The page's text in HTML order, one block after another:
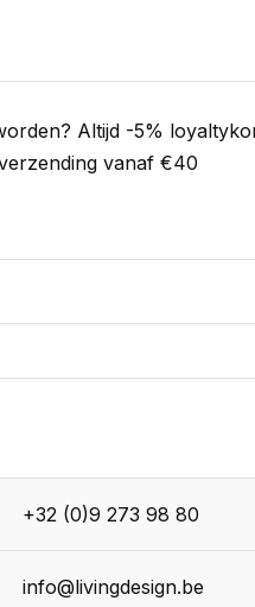
Altijd -5%
vanaf €40
+32 (0)9 273 98 80
info@livingdesign.be